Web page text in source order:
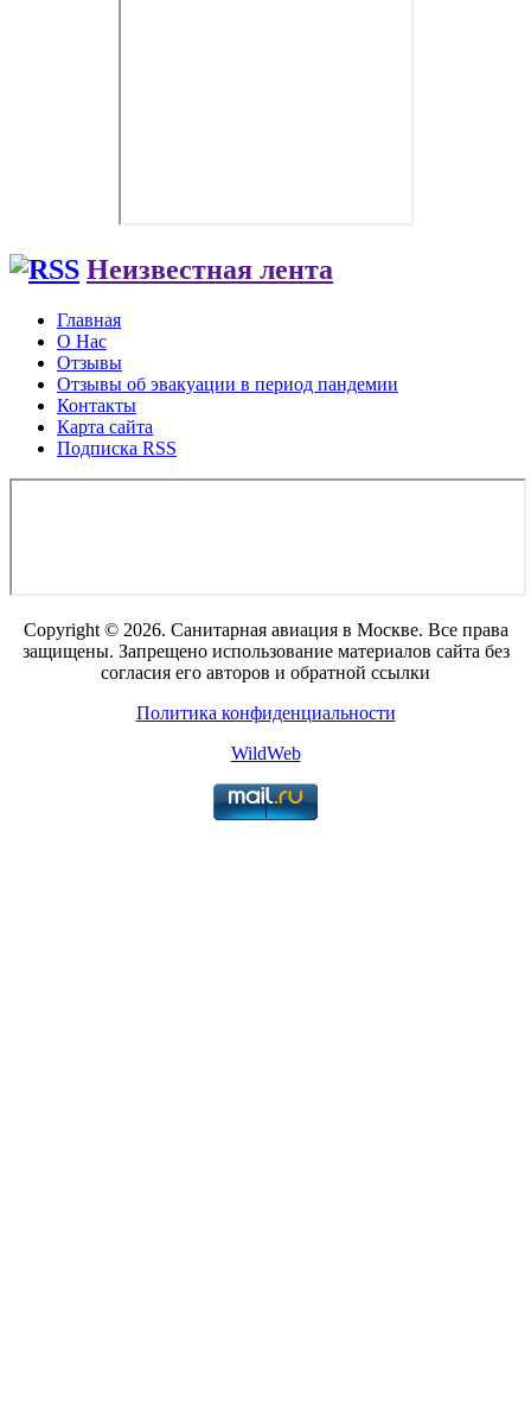
Неизвестная лента
Главная
О Нас
Отзывы
Отзывы об эвакуации в период пандемии
Контакты
Карта сайта
Подписка RSS
Copyright © 2026. Санитарная авиация в Москве. Все права
защищены. Запрещено использование материалов сайта без
согласия его авторов и обратной ссылки
Политика конфиденциальности
WildWeb